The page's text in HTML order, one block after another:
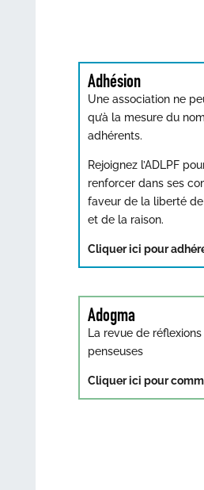
Adhésion
Une association ne
qu’à la mesure du
adhérents.
Rejoignez l’ADLPF
renforcer dans ses
faveur de la liberté
et de la raison.
Cliquer ici pour
Adogma
La revue de
penseuses
Cliquer ici pour